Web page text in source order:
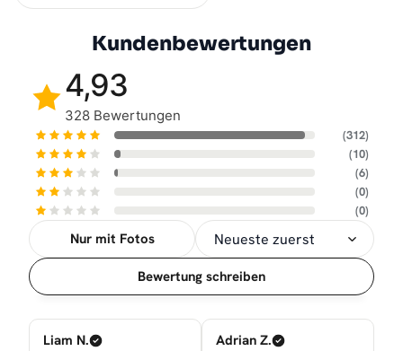
Kundenbewertungen
4,93
328 Bewertungen
(312)
(10)
(6)
(0)
(0)
Nur mit Fotos
Sortierung
Bewertung schreiben
Liam N.
Adrian Z.